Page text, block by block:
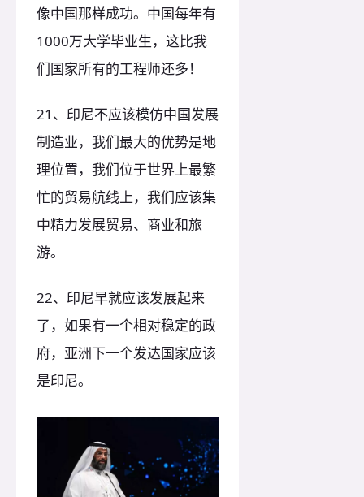
像中国那样成功。中国每年有
1000万大学毕业生，这比我
们国家所有的工程师还多！
21、印尼不应该模仿中国发展
制造业，我们最大的优势是地
理位置，我们位于世界上最繁
忙的贸易航线上，我们应该集
中精力发展贸易、商业和旅
游。
22、印尼早就应该发展起来
了，如果有一个相对稳定的政
府，亚洲下一个发达国家应该
是印尼。